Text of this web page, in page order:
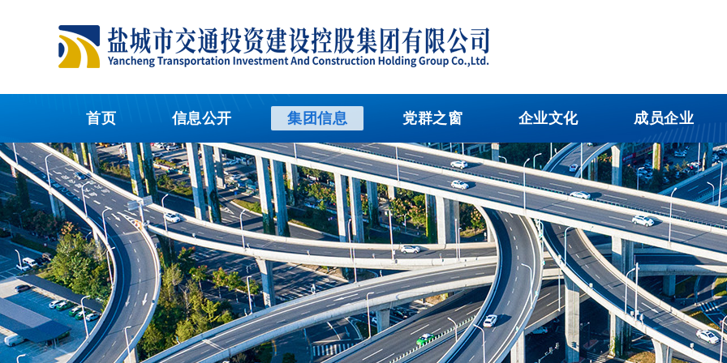
首页 信息公开 集团信息 党群之窗 企业文化 成员企业